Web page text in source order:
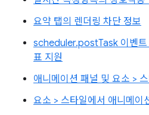
요약 탭의 렌더링 차단 정보
scheduler.postTask 이벤트
표 지원
애니메이션 패널 및 요소 >
요소 > 스타일에서 애니메이